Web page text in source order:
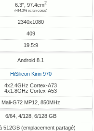
6.3", 97.4cm2
(~84.2% écran-corps)
2340x1080
409
19.5:9
Android 8.1
HiSilicon Kirin 970
4x2.4GHz Cortex-A73
4x1.8GHz Cortex-A53
Mali-G72 MP12, 850MHz
6/64, 4/128, 6/128 GB
512GB (emplacement partagé)